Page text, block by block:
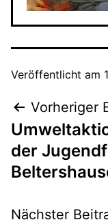
Veröffentlicht am
Vorheriger
der
Nächster